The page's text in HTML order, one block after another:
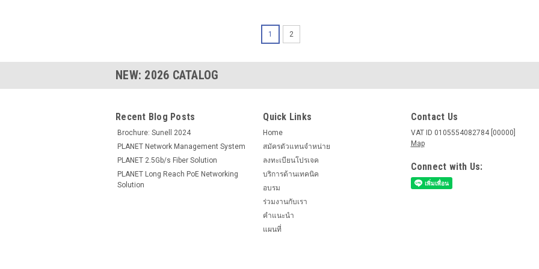
1 2
NEW: 2026 CATALOG
Recent Blog Posts
Brochure: Sunell 2024
PLANET Network Management System
PLANET 2.5Gb/s Fiber Solution
PLANET Long Reach PoE Networking
Solution
Quick Links
Home
สมัครตัวแทนจำหน่าย
ลงทะเบียนโปรเจค
บริการด้านเทคนิค
อบรม
ร่วมงานกับเรา
คำแนะนำ
แผนที่
Contact Us
VAT ID 0105554082784 [00000]
Map
Connect with Us: